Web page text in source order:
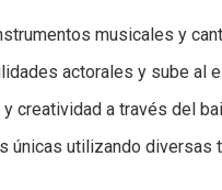
musicales y
actorales y sube al
y creatividad a través del
únicas utilizando diversas